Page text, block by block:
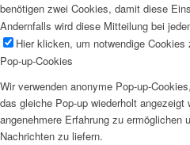
benötigen zwei Cookies, damit diese
Andernfalls wird diese Mitteilung bei
Hier klicken, um notwendige
Pop-up-Cookies
Wir verwenden anonyme Pop-up-
das gleiche Pop-up wiederholt
angenehmere Erfahrung zu ermöglichen
Nachrichten zu liefern.